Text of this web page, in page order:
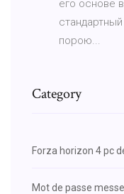
его основе
порою...
Category
Forza horizon 4 pc
Mot de passe